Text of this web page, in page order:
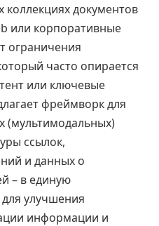
коллекциях документов
или корпоративные
ограничения
часто опирается
или ключевые
фреймворк для
(мультимодальных)
ссылок,
и данных о
– в единую
улучшения
информации и